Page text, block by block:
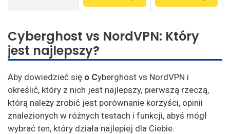
Cyberghost vs NordVPN: Który
jest najlepszy?
Aby dowiedzieć się o Cyberghost vs NordVPN i
określić, który z nich jest najlepszy, pierwszą rzeczą,
którą należy zrobić jest porównanie korzyści, opinii
znalezionych w różnych testach i funkcji, abyś mógł
wybrać ten, który działa najlepiej dla Ciebie.